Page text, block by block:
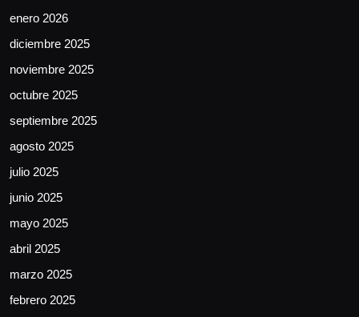
enero 2026
diciembre 2025
noviembre 2025
octubre 2025
septiembre 2025
agosto 2025
julio 2025
junio 2025
mayo 2025
abril 2025
marzo 2025
febrero 2025